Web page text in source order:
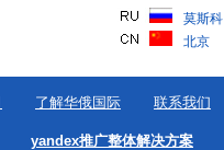
莫斯科
北京
了解华俄国际 联系我们
yandex推广整体解决方案